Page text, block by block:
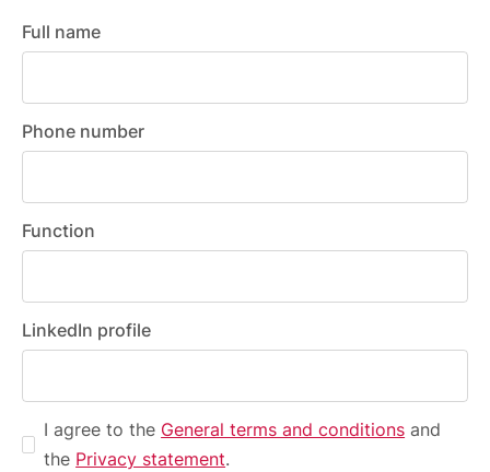
Full name
Phone number
Function
LinkedIn profile
I agree to the General terms and conditions and
the Privacy statement.